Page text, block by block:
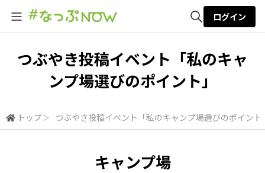
ログイン
つぶやき投稿イベント「私のキャ
ンプ場選びのポイント」
トップ＞ つぶやき投稿イベント「私のキャンプ場選びのポイント
キャンプ場